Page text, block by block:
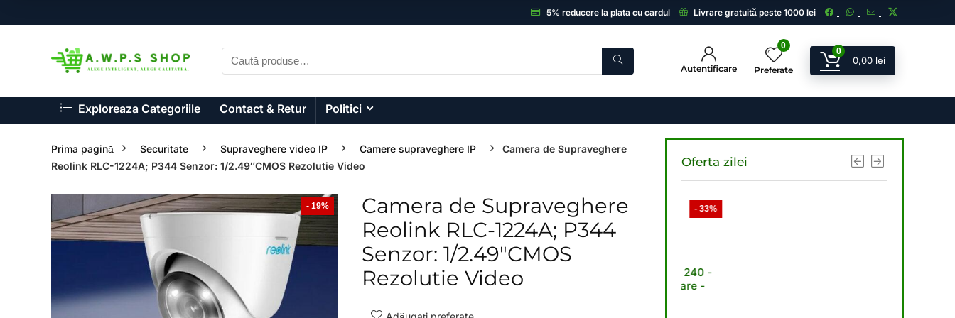
5% reducere la plata cu cardul Livrare gratuită peste 1000 lei
Autentificare
0
Preferate
0
0,00 lei
Exploreaza Categoriile Contact & Retur Politici
Prima pagină Securitate Supraveghere video IP Camere supraveghere IP
Camera de Supraveghere
Reolink RLC-1224A; P344 Senzor: 1/2.49″CMOS Rezolutie Video
- 19%
Camera de Supraveghere
Reolink RLC-1224A; P344
Senzor: 1/2.49″CMOS
Rezolutie Video
Oferta zilei
- 33% - 33%